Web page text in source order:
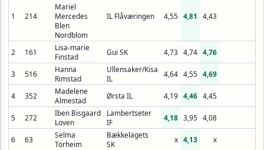
1 214
Mariel
Mercedes
Blen
Nordblom
IL Flåværingen 4,55 4,81 4,43
2 161
Lisa-marie
Finstad
Gui SK 4,73 4,74 4,76
3 516
Hanna
Rimstad
Ullensaker/Kisa
IL
4,64 4,55 4,69
4 352
Madelene
Almestad
Ørsta IL 4,19 4,46 4,45
5 272
Iben Bisgaard
Loven
Lambertseter
IF
4,18 3,95 4,08
6 63
Selma
Torheim
Bækkelagets
SK
x 4,13 x